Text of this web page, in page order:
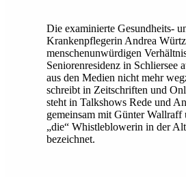
Die examinierte Gesundheits-
Krankenpflegerin Andrea
menschenunwürdigen
Seniorenresidenz in Schliersee
aus den Medien nicht mehr
schreibt in Zeitschriften und
steht in Talkshows Rede und
gemeinsam mit Günter Wallraff
„die“ Whistleblowerin in der
bezeichnet.